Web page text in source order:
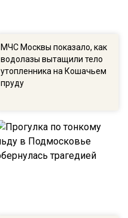
МЧС Москвы показало, как
водолазы вытащили тело
утопленника на Кошачьем
пруду